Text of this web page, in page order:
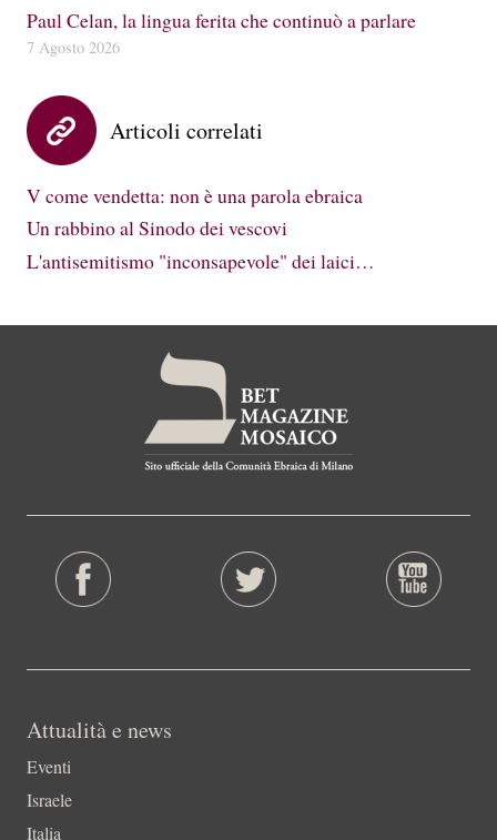
Paul Celan, la lingua ferita che continuò a parlare
7 Agosto 2026
Articoli correlati
V come vendetta: non è una parola ebraica
Un rabbino al Sinodo dei vescovi
L'antisemitismo "inconsapevole" dei laici…
Attualità e news
Eventi
Israele
Italia